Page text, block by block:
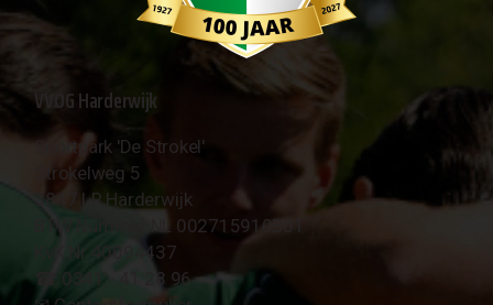
VVOG Harderwijk
Sportpark 'De Strokel'
Strokelweg 5
3847 LR Harderwijk
BTW Nummer NL 002715910B01
KvK Nr 40094437
☎︎ 0341 - 41 28 96